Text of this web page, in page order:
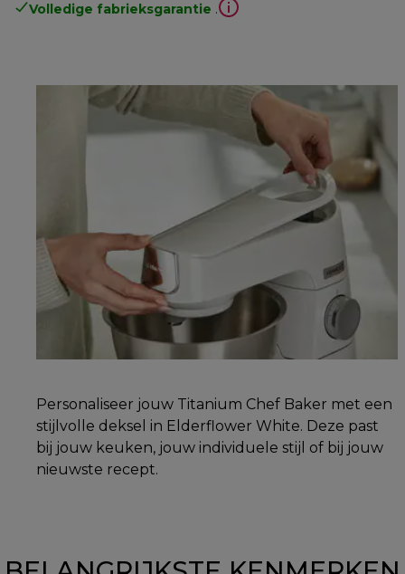
Volledige fabrieksgarantie .
Personaliseer jouw Titanium Chef Baker met een
stijlvolle deksel in Elderflower White. Deze past
bij jouw keuken, jouw individuele stijl of bij jouw
nieuwste recept.